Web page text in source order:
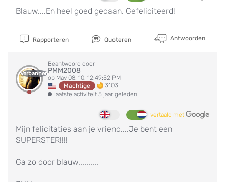
Blauw....En heel goed gedaan. Gefeliciteerd!
Rapporteren Quoteren Antwoorden
Verbannen
Beantwoord door
PMM2008
op May 08, 10, 12:49:52 PM
Machtige
3103
laatste activiteit 5 jaar geleden
vertaald met
Mijn felicitaties aan je vriend....Je bent een
SUPERSTER!!!!
Ga zo door blauw..........